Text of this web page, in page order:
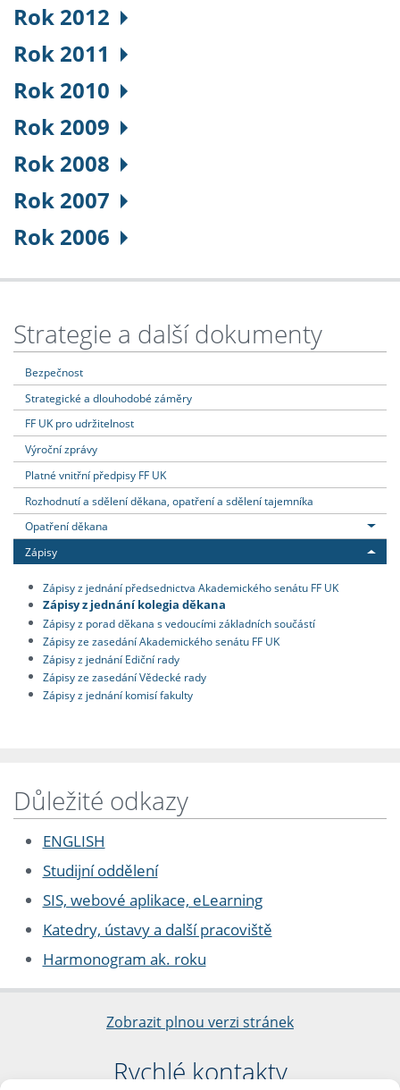
Rok 2012
Rok 2011
Rok 2010
Rok 2009
Rok 2008
Rok 2007
Rok 2006
Strategie a další dokumenty
Bezpečnost
Strategické a dlouhodobé záměry
FF UK pro udržitelnost
Výroční zprávy
Platné vnitřní předpisy FF UK
Rozhodnutí a sdělení děkana, opatření a sdělení tajemníka
Opatření děkana
Zápisy
Zápisy z jednání předsednictva Akademického senátu FF UK
Zápisy z jednání kolegia děkana
Zápisy z porad děkana s vedoucími základních součástí
Zápisy ze zasedání Akademického senátu FF UK
Zápisy z jednání Ediční rady
Zápisy ze zasedání Vědecké rady
Zápisy z jednání komisí fakulty
Důležité odkazy
ENGLISH
Studijní oddělení
SIS, webové aplikace, eLearning
Katedry, ústavy a další pracoviště
Harmonogram ak. roku
Zobrazit plnou verzi stránek
Rychlé kontakty